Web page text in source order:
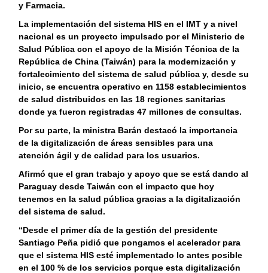
y Farmacia.
La implementación del sistema HIS en el IMT y a nivel
nacional es un proyecto impulsado por el Ministerio de
Salud Pública con el apoyo de la Misión Técnica de la
República de China (Taiwán) para la modernización y
fortalecimiento del sistema de salud pública y, desde su
inicio, se encuentra operativo en 1158 establecimientos
de salud distribuidos en las 18 regiones sanitarias
donde ya fueron registradas 47 millones de consultas.
Por su parte, la ministra Barán destacó la importancia
de la digitalización de áreas sensibles para una
atención ágil y de calidad para los usuarios.
Afirmó que el gran trabajo y apoyo que se está dando al
Paraguay desde Taiwán con el impacto que hoy
tenemos en la salud pública gracias a la digitalización
del sistema de salud.
“Desde el primer día de la gestión del presidente
Santiago Peña pidió que pongamos el acelerador para
que el sistema HIS esté implementado lo antes posible
en el 100 % de los servicios porque esta digitalización